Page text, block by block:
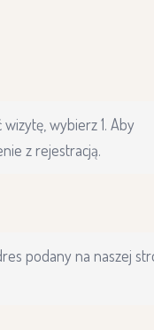
wybierz 1. Aby
z rejestracją.
podany na naszej